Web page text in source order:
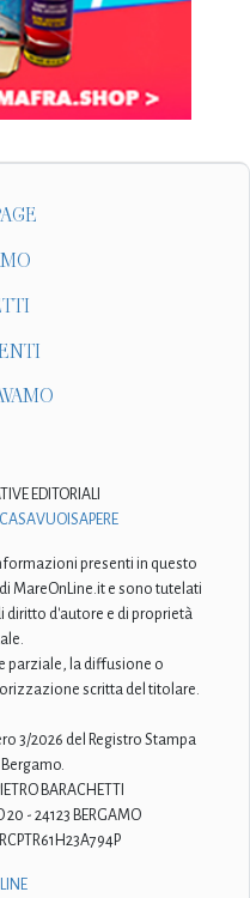
EDITORIALI
CASAVUOISAPERE
presenti in questo
MareOnLine.it e sono tutelati
diritto d'autore e di proprietà
parziale, la diffusione o
scritta del titolare.
3/2026 del Registro Stampa
BARACHETTI
20 - 24123 BERGAMO